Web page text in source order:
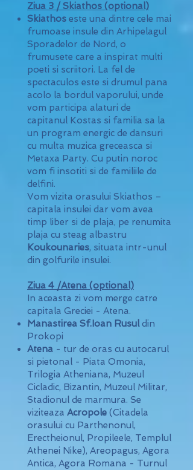
Ziua 3 / Skiathos (optional)
Skiathos este una dintre cele mai
frumoase insule din Arhipelagul
Sporadelor de Nord, o
frumusete care a inspirat multi
poeti si scriitori. La fel de
spectaculos este si drumul pana
acolo la bordul vaporului, unde
vom participa alaturi de
capitanul Kostas si familia sa la
un program energic de dansuri
cu multa muzica greceasca si
Metaxa Party. Cu putin noroc
vom fi insotiti si de familiile de
delfini.
Vom vizita orasului Skiathos –
capitala insulei dar vom avea
timp liber si de plaja, pe renumita
plaja cu steag albastru
Koukounaries, situata intr-unul
din golfurile insulei.
Ziua 4 /Atena (optional)
In aceasta zi vom merge catre
capitala Greciei - Atena.
Manastirea Sf.Ioan Rusuldin
Prokopi
Atena - tur de oras cu autocarul
si pietonal - Piata Omonia,
Trilogia Atheniana, Muzeul
Cicladic, Bizantin, Muzeul Militar,
Stadionul de marmura. Se
viziteaza Acropole (Citadela
orasului cu Parthenonul,
Erectheionul, Propileele, Templul
Athenei Nike), Areopagus, Agora
Antica, Agora Romana - Turnul